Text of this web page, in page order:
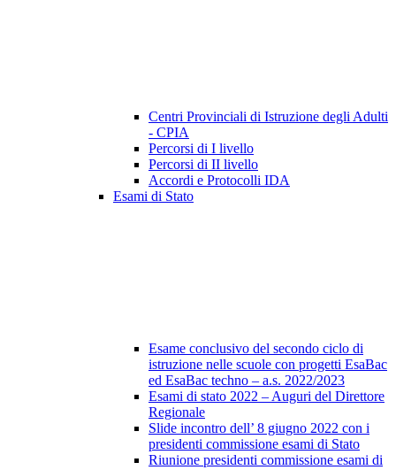
Centri Provinciali di Istruzione degli Adulti
- CPIA
Percorsi di I livello
Percorsi di II livello
Accordi e Protocolli IDA
Esami di Stato
Esame conclusivo del secondo ciclo di
istruzione nelle scuole con progetti EsaBac
ed EsaBac techno – a.s. 2022/2023
Esami di stato 2022 – Auguri del Direttore
Regionale
Slide incontro dell’ 8 giugno 2022 con i
presidenti commissione esami di Stato
Riunione presidenti commissione esami di